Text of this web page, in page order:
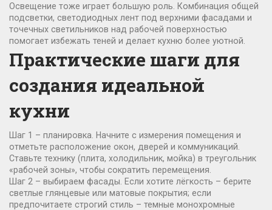
Освещение тоже играет большую роль. Комбинация общей
подсветки, светодиодных лент под верхними фасадами и
точечных светильников над рабочей поверхностью
помогает избежать теней и делает кухню более уютной.
Практические шаги для
создания идеальной
кухни
Шаг 1 – планировка. Начните с измерения помещения и
отметьте расположение окон, дверей и коммуникаций.
Ставьте технику (плита, холодильник, мойка) в треугольник
«рабочей зоны», чтобы сократить перемещения.
Шаг 2 – выбираем фасады. Если хотите лёгкость – берите
светлые глянцевые или матовые покрытия; если
предпочитаете строгий стиль – темные монохромные